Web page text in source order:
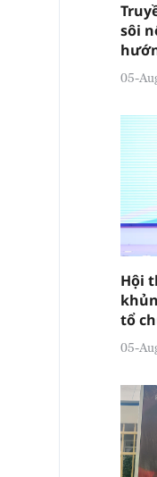
sôi
giới
tiếp
05-
Hội
tổ
05-